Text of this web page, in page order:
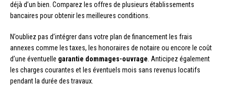
déjà d’un bien. Comparez les offres de plusieurs établissements
bancaires pour obtenir les meilleures conditions.
N’oubliez pas d’intégrer dans votre plan de financement les frais
annexes comme les taxes, les honoraires de notaire ou encore le coût
d’une éventuelle garantie dommages-ouvrage. Anticipez également
les charges courantes et les éventuels mois sans revenus locatifs
pendant la durée des travaux.